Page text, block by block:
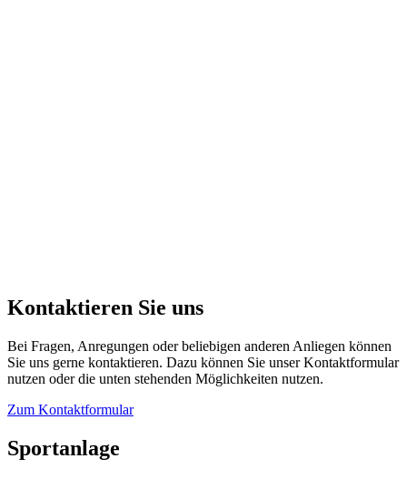
Kontaktieren Sie uns
Bei Fragen, Anregungen oder beliebigen anderen Anliegen können
Sie uns gerne kontaktieren. Dazu können Sie unser Kontaktformular
nutzen oder die unten stehenden Möglichkeiten nutzen.
Zum Kontaktformular
Sportanlage